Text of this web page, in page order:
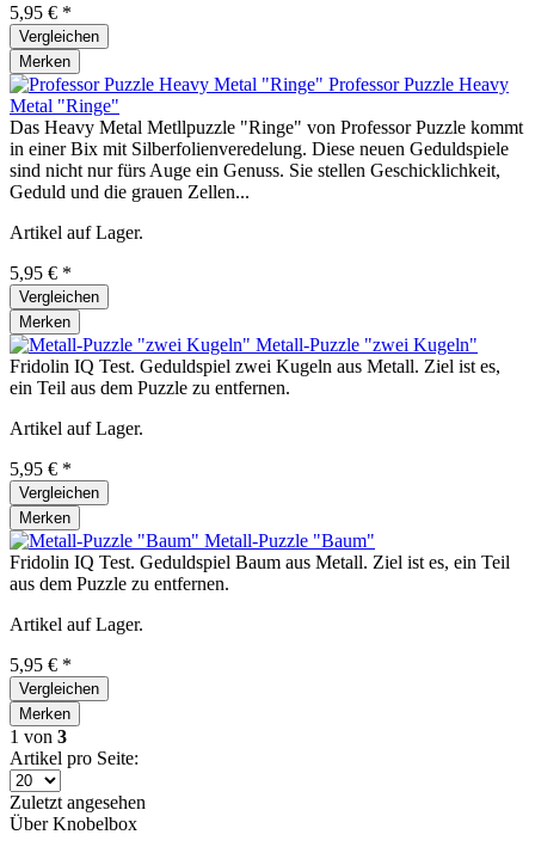
5,95 € *
Vergleichen
Merken
Professor Puzzle Heavy
Metal "Ringe"
Das Heavy Metal Metllpuzzle "Ringe" von Professor Puzzle kommt
in einer Bix mit Silberfolienveredelung. Diese neuen Geduldspiele
sind nicht nur fürs Auge ein Genuss. Sie stellen Geschicklichkeit,
Geduld und die grauen Zellen...
Artikel auf Lager.
5,95 € *
Vergleichen
Merken
Metall-Puzzle "zwei Kugeln"
Fridolin IQ Test. Geduldspiel zwei Kugeln aus Metall. Ziel ist es,
ein Teil aus dem Puzzle zu entfernen.
Artikel auf Lager.
5,95 € *
Vergleichen
Merken
Metall-Puzzle "Baum"
Fridolin IQ Test. Geduldspiel Baum aus Metall. Ziel ist es, ein Teil
aus dem Puzzle zu entfernen.
Artikel auf Lager.
5,95 € *
Vergleichen
Merken
1 von 3
Artikel pro Seite:
Zuletzt angesehen
Über Knobelbox